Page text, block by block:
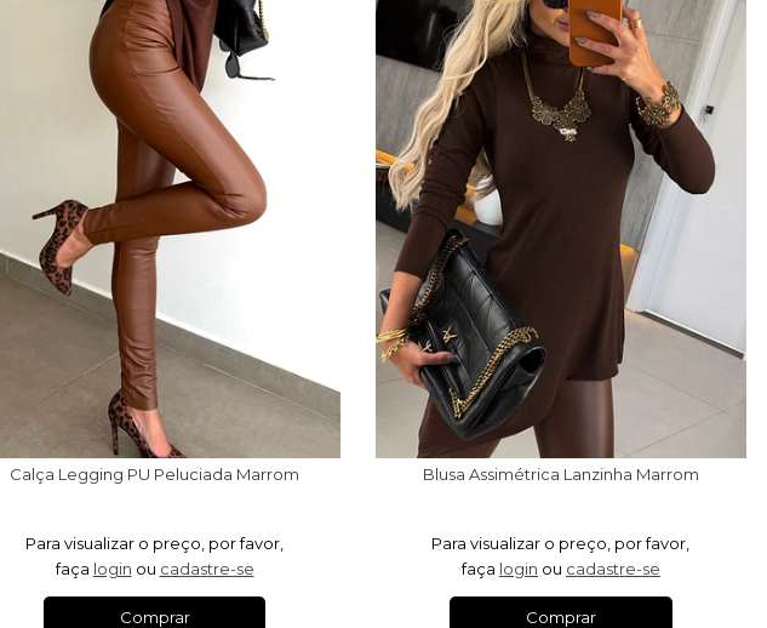
Calça Legging PU Peluciada Marrom
Para visualizar o preço, por favor,
faça login ou cadastre-se
Comprar
Blusa Assimétrica Lanzinha Marrom
Para visualizar o preço, por favor,
faça login ou cadastre-se
Comprar